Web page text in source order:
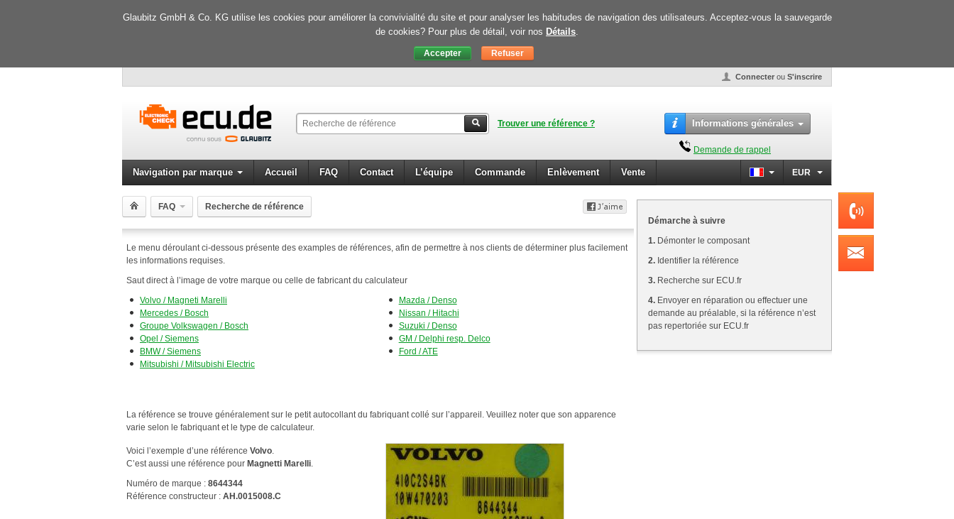
Glaubitz GmbH & Co. KG utilise les cookies pour améliorer la convivialité du site et pour analyser les habitudes de navigation des utilisateurs. Acceptez-vous la sauvegarde
de cookies? Pour plus de détail, voir nos Détails.
Connecter ou S'inscrire
Trouver une référence ? Informations générales
Demande de rappel
Navigation par marque Accueil FAQ Contact L’équipe Commande Enlèvement Vente EUR
FAQ Recherche de référence
Le menu déroulant ci-dessous présente des examples de références, afin de permettre à nos clients de déterminer plus facilement
les informations requises.
Saut direct à l’image de votre marque ou celle de fabricant du calculateur
Volvo / Magneti Marelli
Mercedes / Bosch
Groupe Volkswagen / Bosch
Opel / Siemens
BMW/ Siemens
Mitsubishi / Mitsubishi Electric
Mazda / Denso
Nissan / Hitachi
Suzuki / Denso
GM / Delphi resp. Delco
Ford /ATE
La référence se trouve généralement sur le petit autocollant du fabriquant collé sur l’appareil. Veuillez noter que son apparence
varie selon le fabriquant et le type de calculateur.
Voici l’exemple d’une référence Volvo.
C’est aussi une référence pour Magnetti Marelli.
Numéro de marque : 8644344
Référence constructeur : AH.0015008.C
Démarche à suivre
1. Démonter le composant
2. Identifier la référence
3. Recherche sur ECU.fr
4. Envoyer en réparation ou effectuer une
demande au préalable, si la référence n’est
pas repertoriée sur ECU.fr